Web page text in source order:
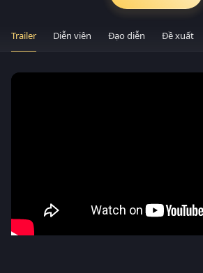
Trailer Diễn viên Đạo diễn Đề xuất